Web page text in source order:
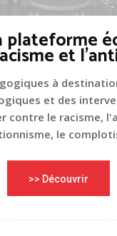
plateforme
et
à
et des
contre le racisme,
le
>> Découvrir